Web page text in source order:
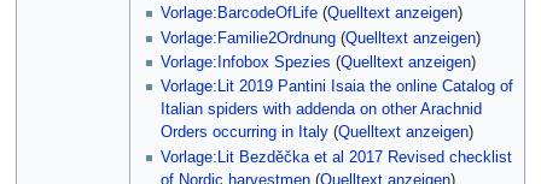
Vorlage:BarcodeOfLife (Quelltext anzeigen)
Vorlage:Familie2Ordnung (Quelltext anzeigen)
Vorlage:Infobox Spezies (Quelltext anzeigen)
Vorlage:Lit 2019 Pantini Isaia the online Catalog of
Italian spiders with addenda on other Arachnid
Orders occurring in Italy (Quelltext anzeigen)
Vorlage:Lit Bezděčka et al 2017 Revised checklist
of Nordic harvestmen (Quelltext anzeigen)